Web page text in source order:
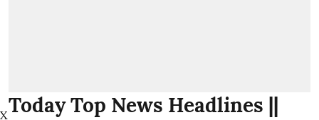
Today Top News Headlines ||
X